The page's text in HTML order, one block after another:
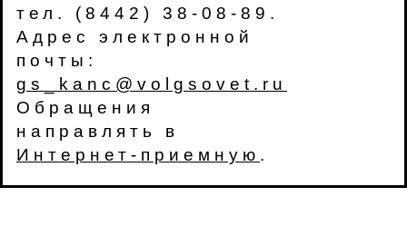
тел. (8442) 38-08-89.
Адрес электронной
почты:
gs_kanc@volgsovet.ru
Обращения
направлять в
Интернет-приемную .